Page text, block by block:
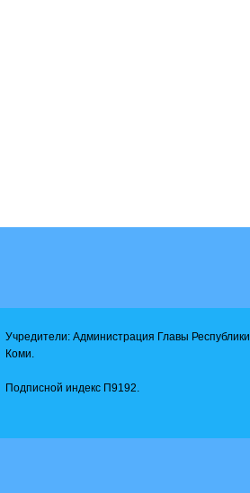
Учредители: Администрация Главы Республики
Коми.
Подписной индекс П9192.